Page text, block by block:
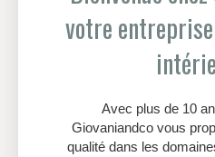
votre
Avec plus de 10
Giovaniandco vous
qualité dans les